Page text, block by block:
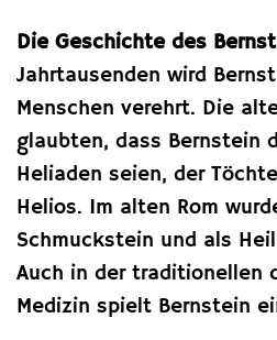
Die Geschichte des
Jahrtausenden wird
Menschen verehrt. Die
glaubten, dass Bernstein
Heliaden seien, der
Helios. Im alten Rom
Schmuckstein und als
Auch in der traditionellen
Medizin spielt Bernstein